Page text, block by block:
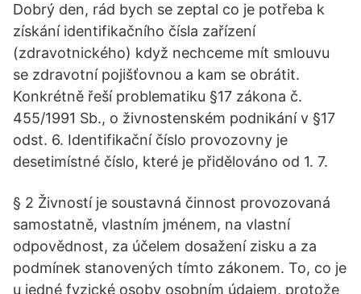
Dobrý den, rád bych se zeptal co je potřeba k
získání identifikačního čísla zařízení
(zdravotnického) když nechceme mít smlouvu
se zdravotní pojišťovnou a kam se obrátit.
Konkrétně řeší problematiku §17 zákona č.
455/1991 Sb., o živnostenském podnikání v §17
odst. 6. Identifikační číslo provozovny je
desetimístné číslo, které je přidělováno od 1. 7.
§ 2 Živností je soustavná činnost provozovaná
samostatně, vlastním jménem, na vlastní
odpovědnost, za účelem dosažení zisku a za
podmínek stanovených tímto zákonem. To, co je
u jedné fyzické osoby osobním údajem, protože